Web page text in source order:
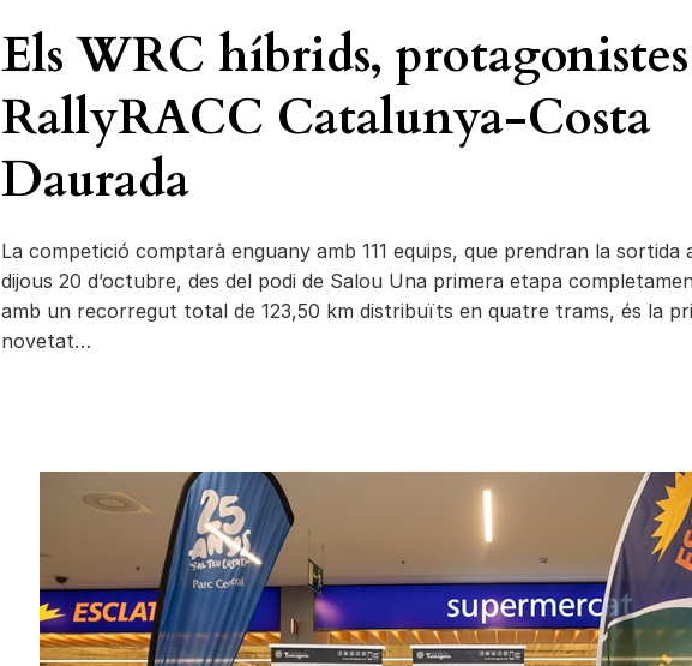
Els WRC híbrids,
RallyRACC Catalunya-Costa
Daurada
La competició comptarà enguany amb 111 equips, que prendran la sortida
dijous 20 d’octubre, des del podi de Salou Una primera etapa
amb un recorregut total de 123,50 km distribuïts en quatre trams, és la
novetat…